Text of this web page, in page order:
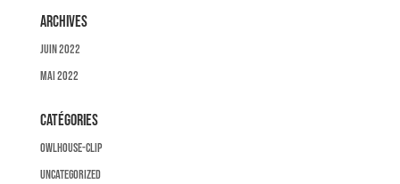
Archives
juin 2022
mai 2022
Catégories
owlhouse-clip
Uncategorized